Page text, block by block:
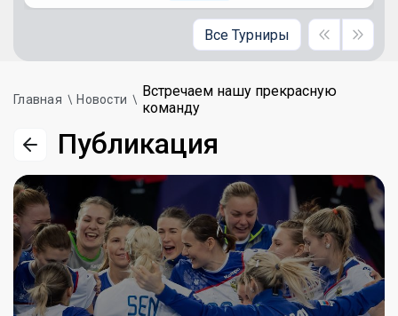
Все Турниры
Главная Новости
Встречаем нашу прекрасную
команду
Публикация